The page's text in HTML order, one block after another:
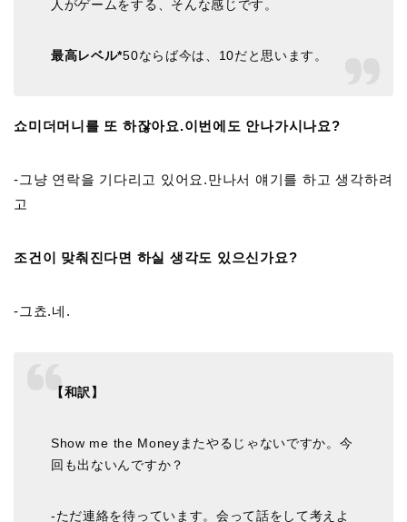
人がゲームをする、そんな感じです。
最高レベル*50ならば今は、10だと思います。
쇼미더머니를 또 하잖아요.이번에도 안나가시나요?
-그냥 연락을 기다리고 있어요.만나서 얘기를 하고 생각하려
고
조건이 맞춰진다면 하실 생각도 있으신가요?
-그쵸.네.
【和訳】
Show me the Moneyまたやるじゃないですか。今
回も出ないんですか？
-ただ連絡を待っています。会って話をして考えよ